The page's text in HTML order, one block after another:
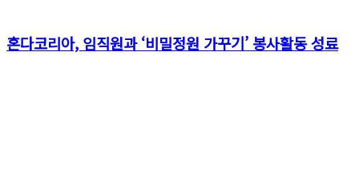
혼다코리아, 임직원과 ‘비밀정원 가꾸기’ 봉사활동 성료